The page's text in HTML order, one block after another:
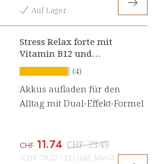
Auf Lager
Stress Relax forte mit
Vitamin B12 und
Ashwagandha Konzentrat
(4)
Akkus aufladen für den
Alltag mit Dual-Effekt-Formel
CHF 11.74 CHF 23.49
(CHF 78.27 / 1L) inkl. MwSt